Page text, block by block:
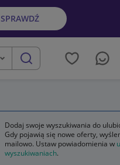
SPRAWDŹ
szukaj
Dodaj swoje wyszukiwania do
Gdy pojawią się nowe oferty,
mailowo. Ustaw powiadomienia w
wyszukiwaniach.